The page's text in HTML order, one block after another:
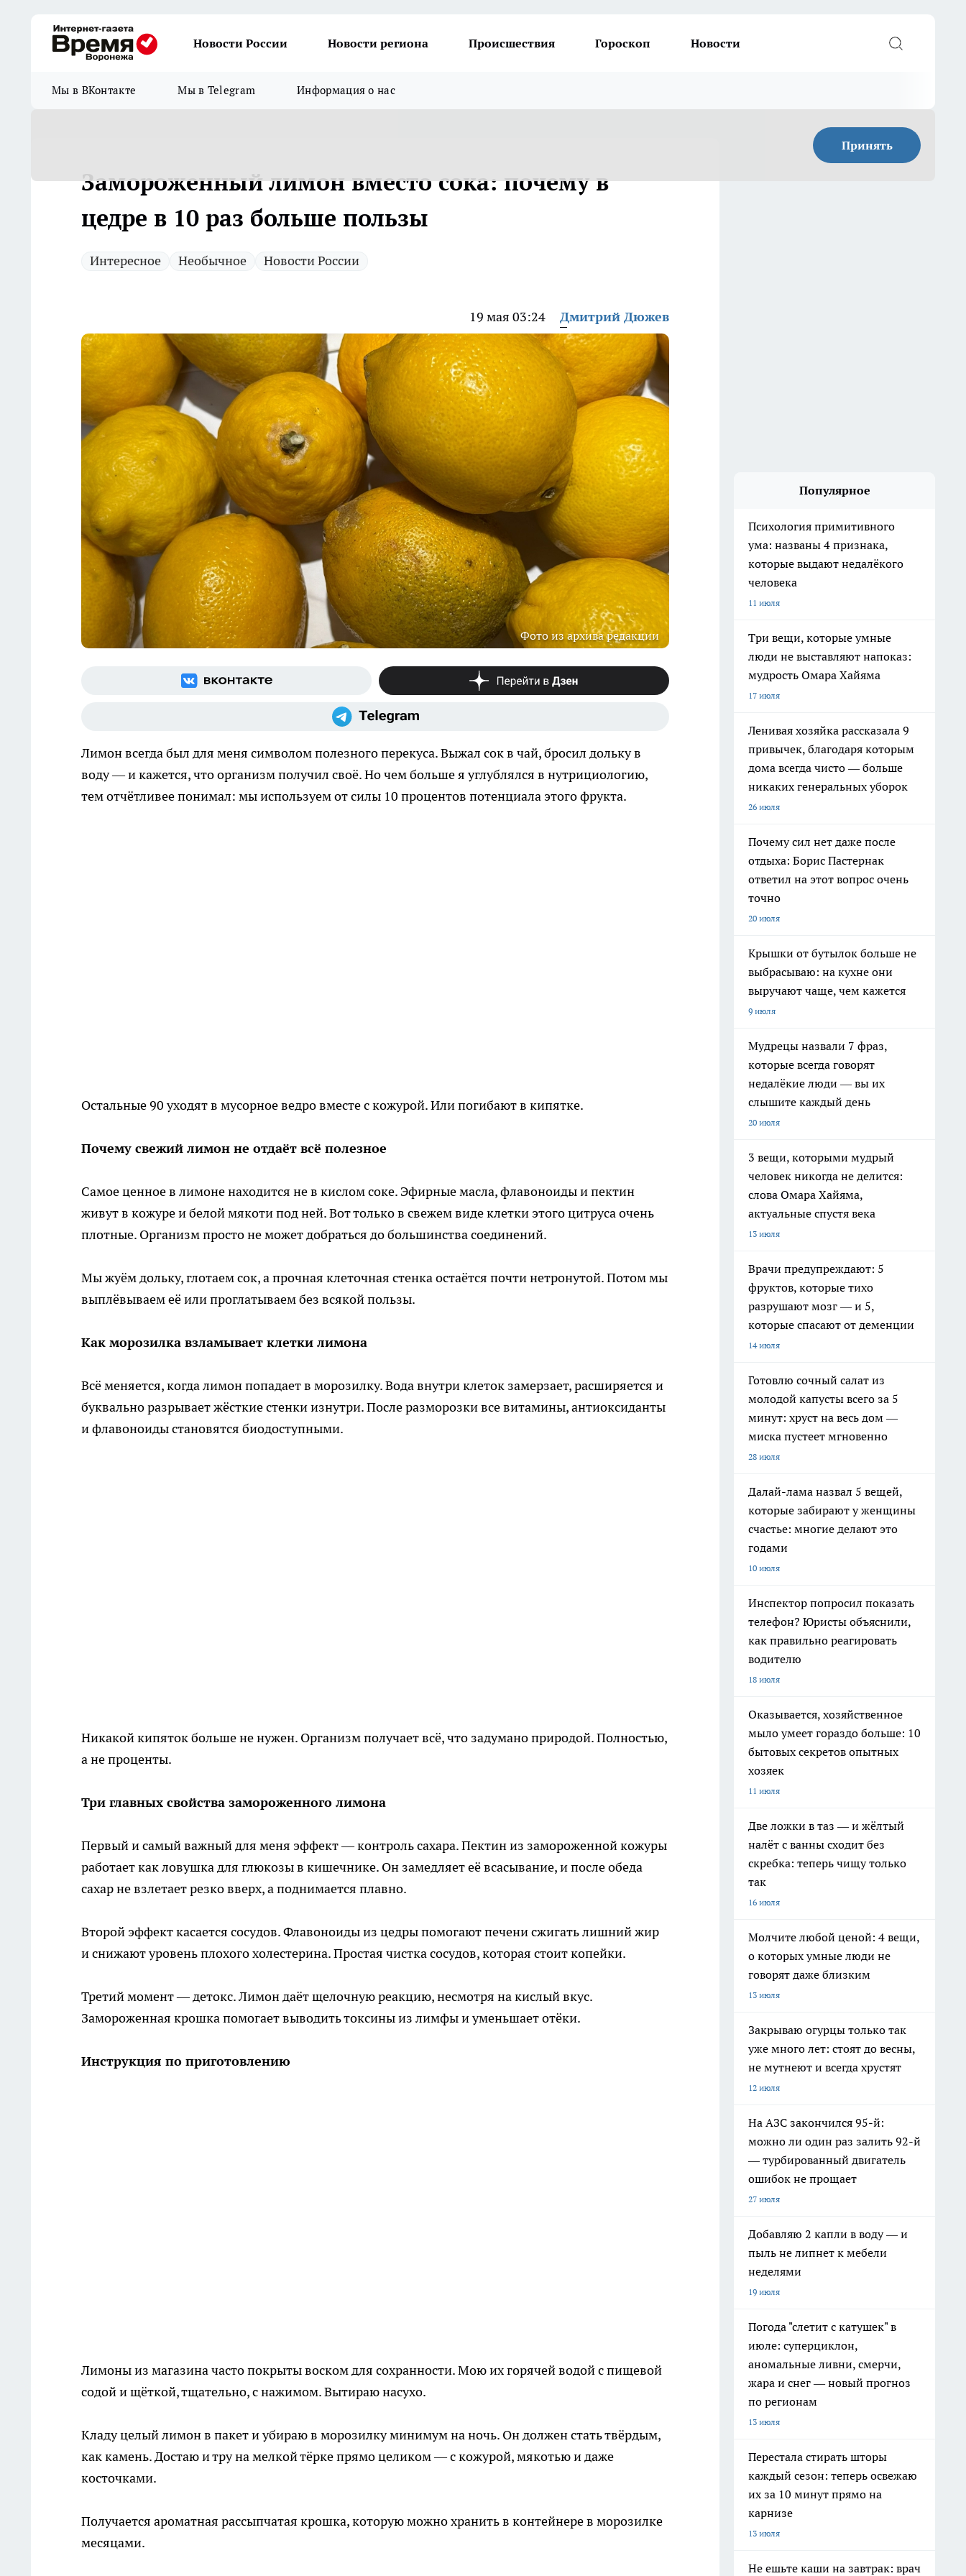
Новости России Новости региона Происшествия Гороскоп Новости
Мы в ВКонтакте Мы в Telegram Информация о нас
Принять
Замороженный лимон вместо сока: почему в
цедре в 10 раз больше пользы
Интересное Необычное Новости России
19 мая 03:24 Дмитрий Дюжев
Фото из архива редакции
Лимон всегда был для меня символом полезного перекуса. Выжал сок в чай, бросил дольку в
воду — и кажется, что организм получил своё. Но чем больше я углублялся в нутрициологию,
тем отчётливее понимал: мы используем от силы 10 процентов потенциала этого фрукта.
Остальные 90 уходят в мусорное ведро вместе с кожурой. Или погибают в кипятке.
Почему свежий лимон не отдаёт всё полезное
Самое ценное в лимоне находится не в кислом соке. Эфирные масла, флавоноиды и пектин
живут в кожуре и белой мякоти под ней. Вот только в свежем виде клетки этого цитруса очень
плотные. Организм просто не может добраться до большинства соединений.
Мы жуём дольку, глотаем сок, а прочная клеточная стенка остаётся почти нетронутой. Потом мы
выплёвываем её или проглатываем без всякой пользы.
Как морозилка взламывает клетки лимона
Всё меняется, когда лимон попадает в морозилку. Вода внутри клеток замерзает, расширяется и
буквально разрывает жёсткие стенки изнутри. После разморозки все витамины, антиоксиданты
и флавоноиды становятся биодоступными.
Никакой кипяток больше не нужен. Организм получает всё, что задумано природой. Полностью,
а не проценты.
Три главных свойства замороженного лимона
Первый и самый важный для меня эффект — контроль сахара. Пектин из замороженной кожуры
работает как ловушка для глюкозы в кишечнике. Он замедляет её всасывание, и после обеда
сахар не взлетает резко вверх, а поднимается плавно.
Второй эффект касается сосудов. Флавоноиды из цедры помогают печени сжигать лишний жир
и снижают уровень плохого холестерина. Простая чистка сосудов, которая стоит копейки.
Третий момент — детокс. Лимон даёт щелочную реакцию, несмотря на кислый вкус.
Замороженная крошка помогает выводить токсины из лимфы и уменьшает отёки.
Инструкция по приготовлению
Лимоны из магазина часто покрыты воском для сохранности. Мою их горячей водой с пищевой
содой и щёткой, тщательно, с нажимом. Вытираю насухо.
Кладу целый лимон в пакет и убираю в морозилку минимум на ночь. Он должен стать твёрдым,
как камень. Достаю и тру на мелкой тёрке прямо целиком — с кожурой, мякотью и даже
косточками.
Получается ароматная рассыпчатая крошка, которую можно хранить в контейнере в морозилке
месяцами.
Популярное
Психология примитивного
ума: названы 4 признака,
которые выдают недалёкого
человека
11 июля
Три вещи, которые умные
люди не выставляют напоказ:
мудрость Омара Хайяма
17 июля
Ленивая хозяйка рассказала 9
привычек, благодаря которым
дома всегда чисто — больше
никаких генеральных уборок
26 июля
Почему сил нет даже после
отдыха: Борис Пастернак
ответил на этот вопрос очень
точно
20 июля
Крышки от бутылок больше не
выбрасываю: на кухне они
выручают чаще, чем кажется
9 июля
Мудрецы назвали 7 фраз,
которые всегда говорят
недалёкие люди — вы их
слышите каждый день
20 июля
3 вещи, которыми мудрый
человек никогда не делится:
слова Омара Хайяма,
актуальные спустя века
13 июля
Врачи предупреждают: 5
фруктов, которые тихо
разрушают мозг — и 5,
которые спасают от деменции
14 июля
Готовлю сочный салат из
молодой капусты всего за 5
минут: хруст на весь дом —
миска пустеет мгновенно
28 июля
Далай-лама назвал 5 вещей,
которые забирают у женщины
счастье: многие делают это
годами
10 июля
Инспектор попросил показать
телефон? Юристы объяснили,
как правильно реагировать
водителю
18 июля
Оказывается, хозяйственное
мыло умеет гораздо больше: 10
бытовых секретов опытных
хозяек
11 июля
Две ложки в таз — и жёлтый
налёт с ванны сходит без
скребка: теперь чищу только
так
16 июля
Молчите любой ценой: 4 вещи,
о которых умные люди не
говорят даже близким
13 июля
Закрываю огурцы только так
уже много лет: стоят до весны,
не мутнеют и всегда хрустят
12 июля
На АЗС закончился 95-й:
можно ли один раз залить 92-й
— турбированный двигатель
ошибок не прощает
27 июля
Добавляю 2 капли в воду — и
пыль не липнет к мебели
неделями
19 июля
Погода "слетит с катушек" в
июле: суперциклон,
аномальные ливни, смерчи,
жара и снег — новый прогноз
по регионам
13 июля
Перестала стирать шторы
каждый сезон: теперь освежаю
их за 10 минут прямо на
карнизе
13 июля
Не ешьте каши на завтрак: врач